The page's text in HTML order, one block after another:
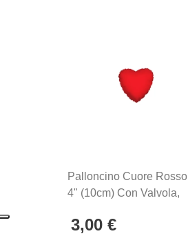
Palloncino Cuore Rosso
4" (10cm) Con Valvola,
3,00 €